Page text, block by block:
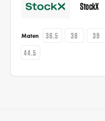
StockX
Maten 36.5 38 39
44.5